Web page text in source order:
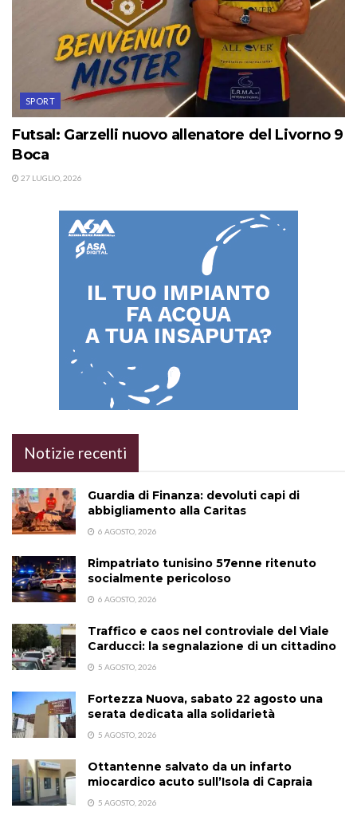
SPORT
Futsal: Garzelli nuovo allenatore del Livorno 9
Boca
27 LUGLIO, 2026
Notizie recenti
Guardia di Finanza: devoluti capi di
abbigliamento alla Caritas
6 AGOSTO, 2026
Rimpatriato tunisino 57enne ritenuto
socialmente pericoloso
6 AGOSTO, 2026
Traffico e caos nel controviale del Viale
Carducci: la segnalazione di un cittadino
5 AGOSTO, 2026
Fortezza Nuova, sabato 22 agosto una
serata dedicata alla solidarietà
5 AGOSTO, 2026
Ottantenne salvato da un infarto
miocardico acuto sull’Isola di Capraia
5 AGOSTO, 2026